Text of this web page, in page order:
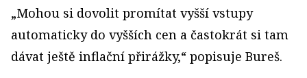
„Mohou si dovolit promítat vyšší vstupy
automaticky do vyšších cen a častokrát si tam
dávat ještě inflační přirážky,“ popisuje Bureš.